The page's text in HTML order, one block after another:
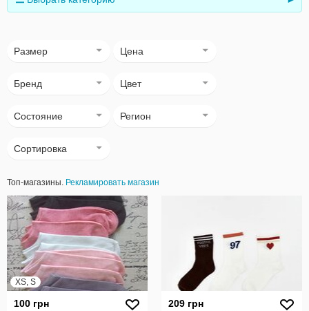
Размер Цена
Бренд Цвет
Состояние Регион
Сортировка
Топ-магазины. Рекламировать магазин
XS, S
100 грн
209 грн